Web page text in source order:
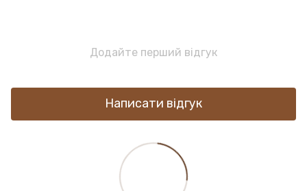
Додайте перший відгук
Написати відгук